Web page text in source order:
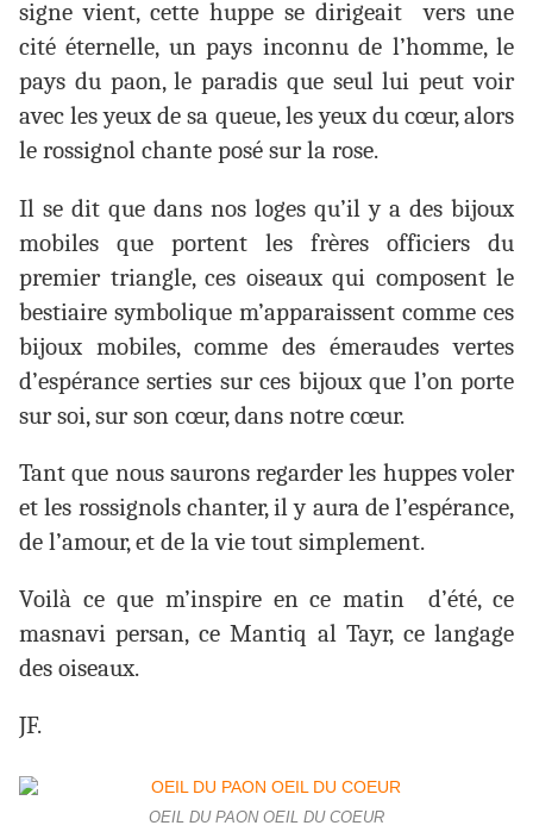
signe vient, cette huppe se dirigeait vers une
cité éternelle, un pays inconnu de l’homme, le
pays du paon, le paradis que seul lui peut voir
avec les yeux de sa queue, les yeux du cœur, alors
le rossignol chante posé sur la rose.
Il se dit que dans nos loges qu’il y a des bijoux
mobiles que portent les frères officiers du
premier triangle, ces oiseaux qui composent le
bestiaire symbolique m’apparaissent comme ces
bijoux mobiles, comme des émeraudes vertes
d’espérance serties sur ces bijoux que l’on porte
sur soi, sur son cœur, dans notre cœur.
Tant que nous saurons regarder les huppes voler
et les rossignols chanter, il y aura de l’espérance,
de l’amour, et de la vie tout simplement.
Voilà ce que m’inspire en ce matin d’été, ce
masnavi persan, ce Mantiq al Tayr, ce langage
des oiseaux.
JF.
OEIL DU PAON OEIL DU COEUR